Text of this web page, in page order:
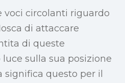
voci circolanti riguardo
di attaccare
di queste
sulla sua posizione
questo per il